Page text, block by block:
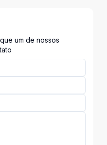
um de nossos